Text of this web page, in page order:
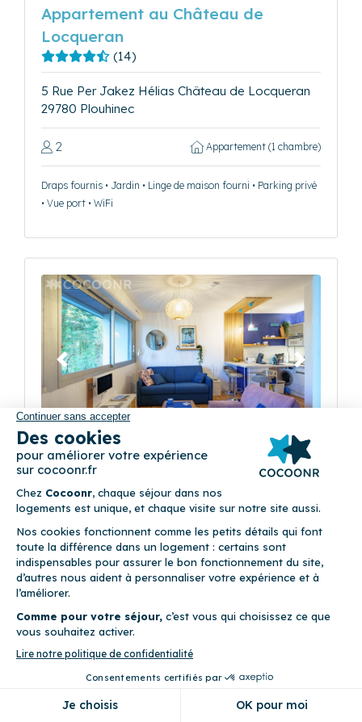
Appartement au Château de
Locqueran
(14)
5 Rue Per Jakez Hélias Château de Locqueran
29780 Plouhinec
2 Appartement (1 chambre)
Draps fournis • Jardin • Linge de maison fourni • Parking privé
• Vue port • WiFi
Précédent Suivant
La Cabine Bleue
3 Corniche de la Plage, bâtiment Balancine,
Résidence des Néréides 29950 Bénodet
3 Appartement (Studio)